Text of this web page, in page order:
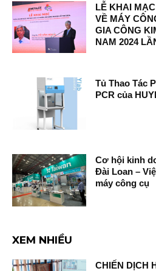
LỄ KHAI
VỀ MÁY
GIA CÔNG
NAM 2024
Tủ Thao Tác
PCR của
Cơ hội kinh
Đài Loan –
máy công cụ
XEM NHIỀU
CHIẾN DỊCH